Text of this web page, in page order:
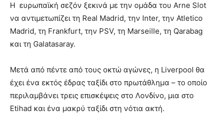
Η ευρωπαϊκή σεζόν ξεκινά με την ομάδα του Arne Slot
να αντιμετωπίζει τη Real Madrid, την Inter, την Atletico
Madrid, τη Frankfurt, την PSV, τη Marseille, τη Qarabag
και τη Galatasaray.
Μετά από πέντε από τους οκτώ αγώνες, η Liverpool θα
έχει ένα εκτός έδρας ταξίδι στο πρωτάθλημα – το οποίο
περιλαμβάνει τρεις επισκέψεις στο Λονδίνο, μια στο
Etihad και ένα μακρύ ταξίδι στη νότια ακτή.